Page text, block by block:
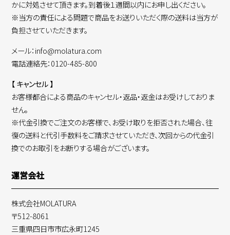
かに対処させて頂きます。到着後１週間以内にお申し出ください。
※当方の責任による問題で商品をお送りいただく際の送料は当方が
負担させていただきます。
メール：info@molatura.com
電話連絡先：0120-485-800
【 キャンセル 】
お客様都合による商品のキャンセル・返品・返金はお受けしておりま
せん。
※代金引換でご注文のお客様で、お受け取りを拒否された場合、往
復の送料と代引手数料をご請求させていただき、次回からの代金引
換でのお取引をお断りする場合がございます。
運営会社
株式会社MOLATURA
〒512-8061
三重県四日市市広永町1245